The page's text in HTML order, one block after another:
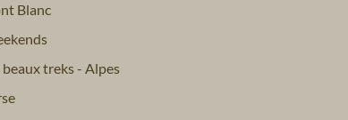
Blanc
beaux treks - Alpes